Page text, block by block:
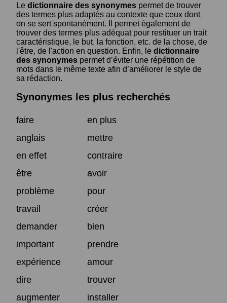
Le dictionnaire des synonymes permet de trouver
des termes plus adaptés au contexte que ceux dont
on se sert spontanément. Il permet également de
trouver des termes plus adéquat pour restituer un trait
caractéristique, le but, la fonction, etc. de la chose, de
l'être, de l'action en question. Enfin, le dictionnaire
des synonymes permet d’éviter une répétition de
mots dans le même texte afin d’améliorer le style de
sa rédaction.
Synonymes les plus recherchés
faire
en plus
anglais
mettre
en effet
contraire
être
avoir
problème
pour
travail
créer
demander
bien
important
prendre
expérience
amour
dire
trouver
augmenter
installer